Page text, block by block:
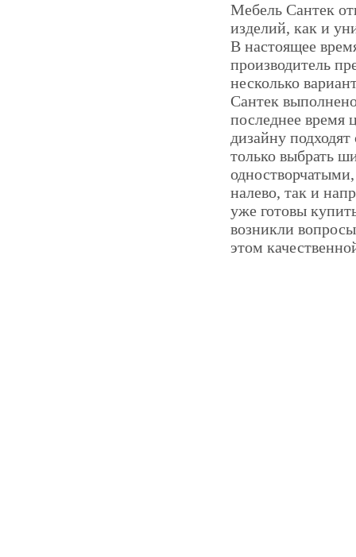
Мебель Сантек
изделий, как и
В настоящее
производитель
несколько
Сантек
последнее время
дизайну
только выбрать
налево, так и
уже готовы
возникли
этом